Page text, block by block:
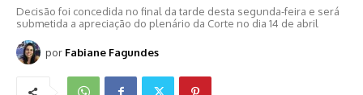
Decisão foi concedida no final da tarde desta segunda-feira e será
submetida a apreciação do plenário da Corte no dia 14 de abril
por Fabiane Fagundes